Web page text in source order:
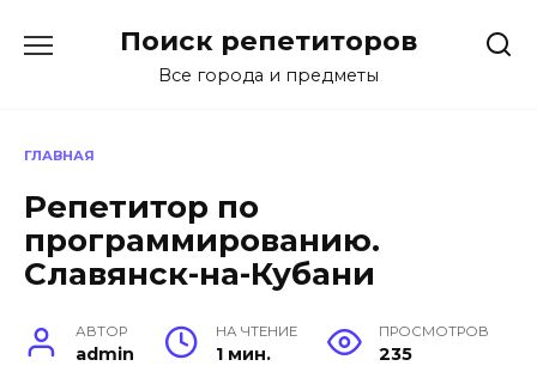
Поиск репетиторов
Все города и предметы
ГЛАВНАЯ
Репетитор по
программированию.
Славянск-на-Кубани
АВТОР
admin
НА ЧТЕНИЕ
1 мин.
ПРОСМОТРОВ
235